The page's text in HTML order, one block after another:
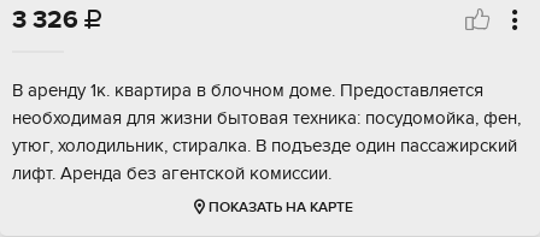
3 326 
В аренду 1к. квартира в блочном доме. Предоставляется
необходимая для жизни бытовая техника: посудомойка, фен,
утюг, холодильник, стиралка. В подъезде один пассажирский
лифт. Аренда без агентской комиссии.
ПОКАЗАТЬ НА КАРТЕ